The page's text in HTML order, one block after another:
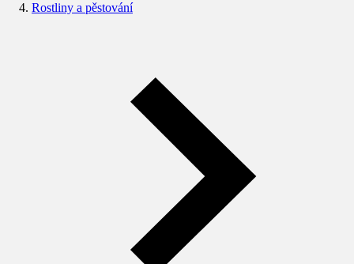
Rostliny a pěstování